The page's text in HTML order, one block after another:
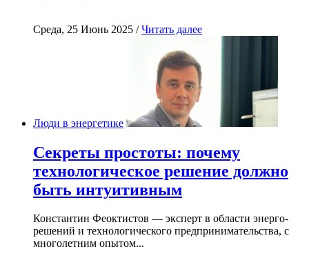
Среда, 25 Июнь 2025 /Читать далее
Люди в энергетике
Секреты простоты: почему
технологическое решение должно
быть интуитивным
Константин Феоктистов — эксперт в области энерго-
решений и технологического предпринимательства, с
многолетним опытом...